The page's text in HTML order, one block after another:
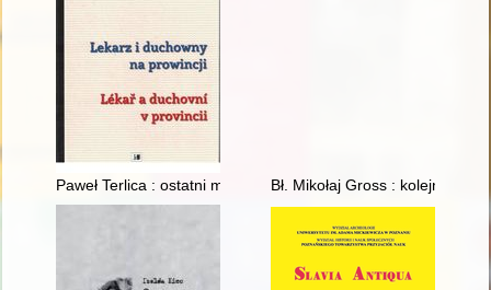
Paweł Terlica : ostatni morawski pastor w Księstwie
Bł. Mikołaj Gross : kolejny